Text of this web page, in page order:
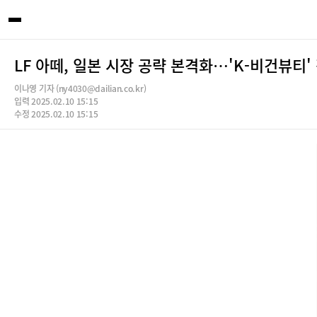
LF 아떼, 일본 시장 공략 본격화…'K-비건뷰티'
이나영 기자 (ny4030@dailian.co.kr)
입력 2025.02.10 15:15
수정 2025.02.10 15:15